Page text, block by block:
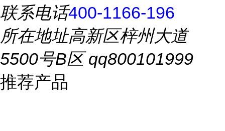
联系电话400-1166-196
所在地址高新区梓州大道
5500号B区 qq800101999
推荐产品